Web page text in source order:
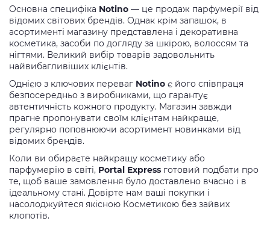
Основна специфіка Notino — це продаж парфумерії від
відомих світових брендів. Однак крім запашок, в
асортименті магазину представлена ​​і декоративна
косметика, засоби по догляду за шкірою, волоссям та
нігтями. Великий вибір товарів задовольнить
найвибагливіших клієнтів.
Однією з ключових переваг Notino є його співпраця
безпосередньо з виробниками, що гарантує
автентичність кожного продукту. Магазин завжди
прагне пропонувати своїм клієнтам найкраще,
регулярно поповнюючи асортимент новинками від
відомих брендів.
Коли ви обираєте найкращу косметику або
парфумерію в світі, Portal Express готовий подбати про
те, щоб ваше замовлення було доставлено вчасно і в
ідеальному стані. Довірте нам ваші покупки і
насолоджуйтеся якісною Косметикою без зайвих
клопотів.